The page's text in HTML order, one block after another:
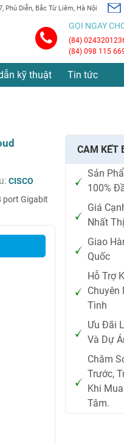
Phú Diễn, Bắc Từ Liêm, Hà Nội
GỌI NGAY
(84)
(84) 098 115
kỹ thuật Tin tức
CISCO
port Gigabit
CAM KẾT
Sản
100%
Giá
Nhất
Giao
Quốc
Hỗ Trợ
Chuyên
Tình
Ưu Đãi
Và Dự
Chăm
Trước,
Khi
Tâm.